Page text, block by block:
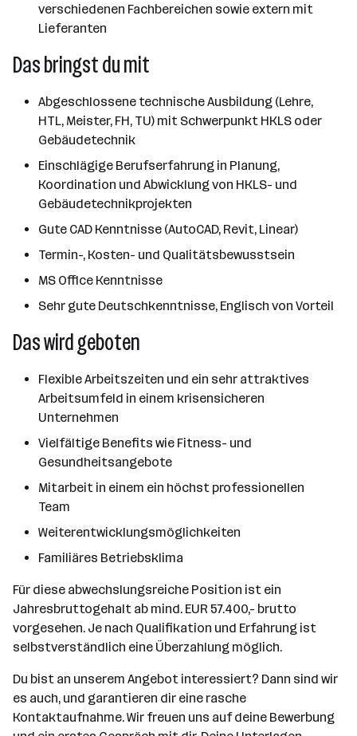
verschiedenen Fachbereichen sowie extern mit
Lieferanten
Das bringst du mit
Abgeschlossene technische Ausbildung (Lehre,
HTL, Meister, FH, TU) mit Schwerpunkt HKLS oder
Gebäudetechnik
Einschlägige Berufserfahrung in Planung,
Koordination und Abwicklung von HKLS- und
Gebäudetechnikprojekten
Gute CAD Kenntnisse (AutoCAD, Revit, Linear)
Termin-, Kosten- und Qualitätsbewusstsein
MS Office Kenntnisse
Sehr gute Deutschkenntnisse, Englisch von Vorteil
Das wird geboten
Flexible Arbeitszeiten und ein sehr attraktives
Arbeitsumfeld in einem krisensicheren
Unternehmen
Vielfältige Benefits wie Fitness- und
Gesundheitsangebote
Mitarbeit in einem ein höchst professionellen
Team
Weiterentwicklungsmöglichkeiten
Familiäres Betriebsklima
Für diese abwechslungsreiche Position ist ein
Jahresbruttogehalt ab mind. EUR 57.400,- brutto
vorgesehen. Je nach Qualifikation und Erfahrung ist
selbstverständlich eine Überzahlung möglich.
Du bist an unserem Angebot interessiert? Dann sind wir
es auch, und garantieren dir eine rasche
Kontaktaufnahme. Wir freuen uns auf deine Bewerbung